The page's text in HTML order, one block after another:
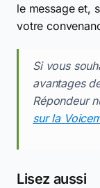
le message et,
votre
Si vous
avantages
Répondeur
sur la
Lisez aussi